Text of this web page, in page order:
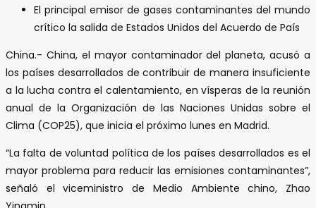
El principal emisor de gases contaminantes del mundo
crítico la salida de Estados Unidos del Acuerdo de País
China.- China, el mayor contaminador del planeta, acusó a
los países desarrollados de contribuir de manera insuficiente
a la lucha contra el calentamiento, en vísperas de la reunión
anual de la Organización de las Naciones Unidas sobre el
Clima (COP25), que inicia el próximo lunes en Madrid.
“La falta de voluntad política de los países desarrollados es el
mayor problema para reducir las emisiones contaminantes”,
señaló el viceministro de Medio Ambiente chino, Zhao